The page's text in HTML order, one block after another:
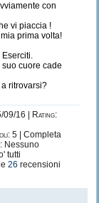
con
vi piaccia !
prima volta!
cuore cade
ritrovarsi?
16 |
Rating:
5 | Completa
Nessuno
tutti
26 recensioni